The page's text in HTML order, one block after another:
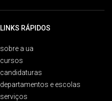
LINKS RÁPIDOS
sobre a ua
cursos
candidaturas
departamentos e escolas
serviços